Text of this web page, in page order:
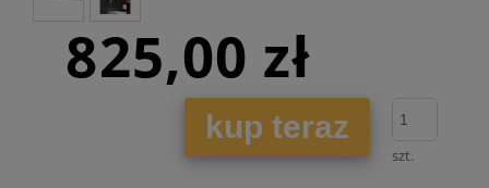
825,00 zł
kup teraz
szt.